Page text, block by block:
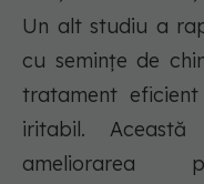
Un alt studiu a
cu semințe de
tratament
iritabil.
ameliorarea